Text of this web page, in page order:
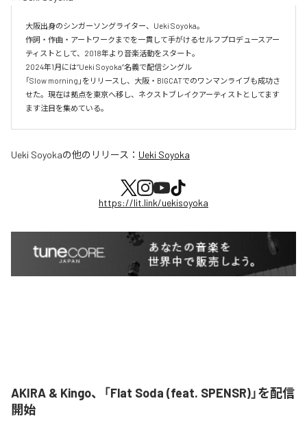
大阪出身のシンガーソングライター、Ueki Soyoka。
作詞・作曲・アートワークまでを一貫して手がけるセルフプロデュースアー
ティストとして、2018年より音楽活動をスタート。
2024年1月には“Ueki Soyoka”名義で配信シングル
「Slow morning」をリリースし、大阪・BIGCATでのワンマンライブも成功さ
せた。現在は拠点を東京へ移し、ネクストブレイクアーティストとしてます
ます注目を集めている。
Ueki Soyokaの他のリリース： Ueki Soyoka
https://lit.link/uekisoyoka
AKIRA & Kingo、「Flat Soda (feat. SPENSR)」を配信
開始